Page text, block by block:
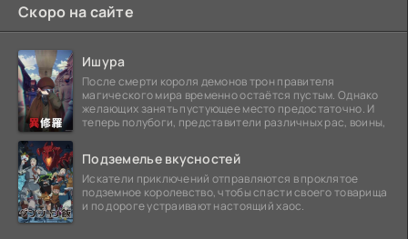
Скоро на сайте
Ишура
После смерти короля демонов трон правителя
магического мира временно остаётся пустым. Однако
желающих занять пустующее место предостаточно. И
теперь полубоги, представители различных рас, воины,
Подземелье вкусностей
Искатели приключений отправляются в проклятое
подземное королевство, чтобы спасти своего товарища
и по дороге устраивают настоящий хаос.